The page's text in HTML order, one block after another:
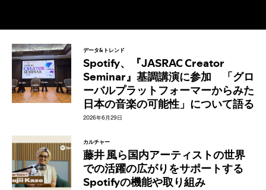
データ&トレンド
Spotify、『JASRAC Creator
Seminar』基調講演に参加 「グロ
ーバルプラットフォーマーからみた
日本の音楽の可能性」について語る
2026年6月29日
カルチャー
藤井 風ら国内アーティストの世界
での活躍の広がりをサポートする
Spotifyの機能や取り組み